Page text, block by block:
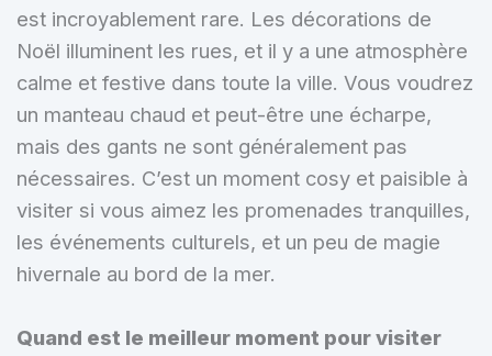
est incroyablement rare. Les décorations de
Noël illuminent les rues, et il y a une atmosphère
calme et festive dans toute la ville. Vous voudrez
un manteau chaud et peut-être une écharpe,
mais des gants ne sont généralement pas
nécessaires. C’est un moment cosy et paisible à
visiter si vous aimez les promenades tranquilles,
les événements culturels, et un peu de magie
hivernale au bord de la mer.
Quand est le meilleur moment pour visiter